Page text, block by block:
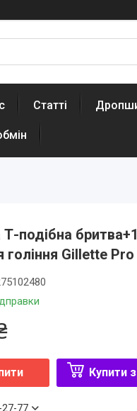
Статті
подібна
гоління Gillette
Купити з
27-77